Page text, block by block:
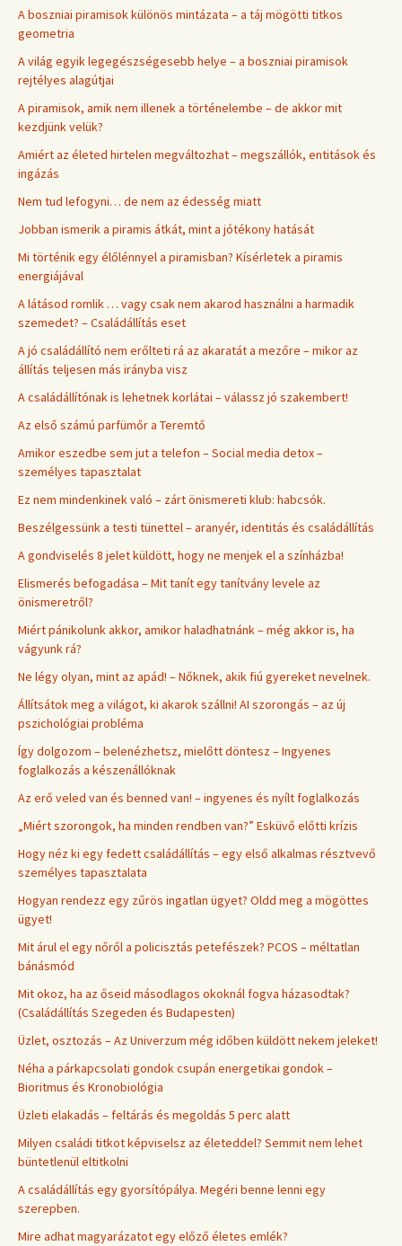
A boszniai piramisok különös mintázata – a táj mögötti titkos
geometria
A világ egyik legegészségesebb helye – a boszniai piramisok
rejtélyes alagútjai
A piramisok, amik nem illenek a történelembe – de akkor mit
kezdjünk velük?
Amiért az életed hirtelen megváltozhat – megszállók, entitások és
ingázás
Nem tud lefogyni… de nem az édesség miatt
Jobban ismerik a piramis átkát, mint a jótékony hatását
Mi történik egy élőlénnyel a piramisban? Kísérletek a piramis
energiájával
A látásod romlik … vagy csak nem akarod használni a harmadik
szemedet? – Családállítás eset
A jó családállító nem erőlteti rá az akaratát a mezőre – mikor az
állítás teljesen más irányba visz
A családállítónak is lehetnek korlátai – válassz jó szakembert!
Az első számú parfümőr a Teremtő
Amikor eszedbe sem jut a telefon – Social media detox –
személyes tapasztalat
Ez nem mindenkinek való – zárt önismereti klub: habcsók.
Beszélgessünk a testi tünettel – aranyér, identitás és családállítás
A gondviselés 8 jelet küldött, hogy ne menjek el a színházba!
Elismerés befogadása – Mit tanít egy tanítvány levele az
önismeretről?
Miért pánikolunk akkor, amikor haladhatnánk – még akkor is, ha
vágyunk rá?
Ne légy olyan, mint az apád! – Nőknek, akik fiú gyereket nevelnek.
Állítsátok meg a világot, ki akarok szállni! AI szorongás – az új
pszichológiai probléma
Így dolgozom – belenézhetsz, mielőtt döntesz – Ingyenes
foglalkozás a készenállóknak
Az erő veled van és benned van! – ingyenes és nyílt foglalkozás
„Miért szorongok, ha minden rendben van?” Esküvő előtti krízis
Hogy néz ki egy fedett családállítás – egy első alkalmas résztvevő
személyes tapasztalata
Hogyan rendezz egy zűrös ingatlan ügyet? Oldd meg a mögöttes
ügyet!
Mit árul el egy nőről a policisztás petefészek? PCOS – méltatlan
bánásmód
Mit okoz, ha az őseid másodlagos okoknál fogva házasodtak?
(Családállítás Szegeden és Budapesten)
Üzlet, osztozás – Az Univerzum még időben küldött nekem jeleket!
Néha a párkapcsolati gondok csupán energetikai gondok –
Bioritmus és Kronobiológia
Üzleti elakadás – feltárás és megoldás 5 perc alatt
Milyen családi titkot képviselsz az életeddel? Semmit nem lehet
büntetlenül eltitkolni
A családállítás egy gyorsítópálya. Megéri benne lenni egy
szerepben.
Mire adhat magyarázatot egy előző életes emlék?